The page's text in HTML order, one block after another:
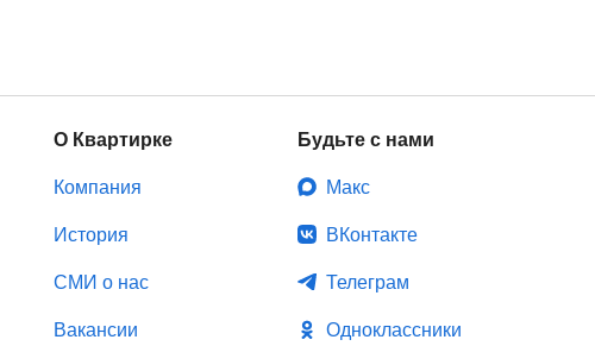
О Квартирке
Компания
История
СМИ о нас
Вакансии
Будьте с нами
Макс
ВКонтакте
Телеграм
Одноклассники